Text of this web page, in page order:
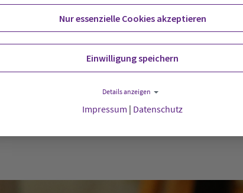
Sabine Blütchen verpflichtete
oben
Nur essenzielle Cookies akzeptieren
Einwilligung speichern
Details anzeigen
Impressum | Datenschutz